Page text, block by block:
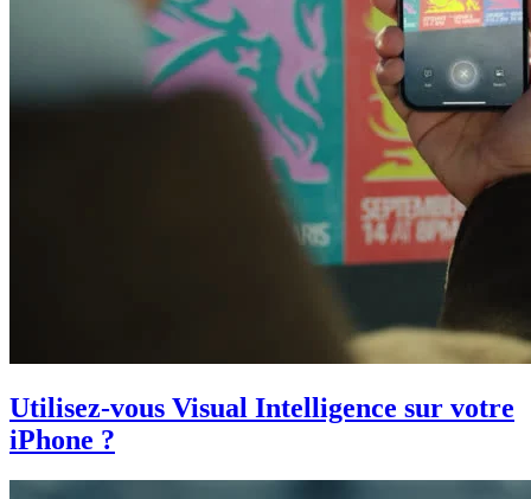
Utilisez-vous Visual Intelligence sur votre
iPhone ?